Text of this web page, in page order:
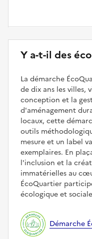
Y a-t-il des
La démarche
de dix ans les villes,
conception et la
d'aménagement
locaux, cette
outils
mesure et un label
exemplaires. En
l'inclusion et la
immatérielles au
ÉcoQuartier
écologique et
Démarche